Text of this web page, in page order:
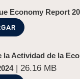
Economy Report
la Actividad de la
| 26.16 MB